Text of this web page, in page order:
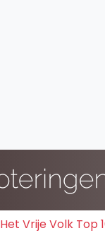
Het Vrije Volk Top